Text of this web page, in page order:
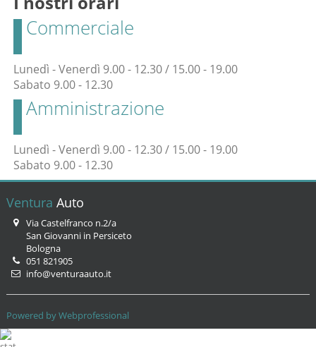
Commerciale
Lunedì - Venerdì 9.00 - 12.30 / 15.00 - 19.00
Sabato 9.00 - 12.30
Amministrazione
Lunedì - Venerdì 9.00 - 12.30 / 15.00 - 19.00
Sabato 9.00 - 12.30
Ventura Auto
Via Castelfranco n.2/a
San Giovanni in Persiceto
Bologna
051 821905
info@venturaauto.it
Powered by Webprofessional